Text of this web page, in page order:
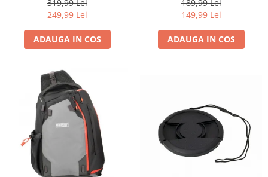
319,99 Lei
249,99 Lei
ADAUGA IN COS
189,99 Lei
149,99 Lei
ADAUGA IN COS